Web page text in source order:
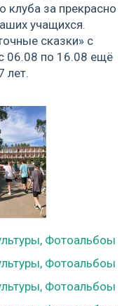
клуба за прекрасно
учащихся.
сказки» с
06.08 по 16.08 ещё
лет.